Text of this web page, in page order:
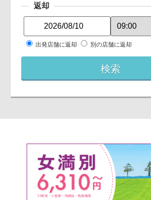
返却
出発店舗に返却 別の店舗に返却